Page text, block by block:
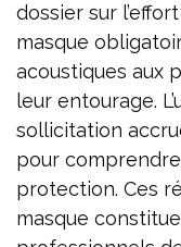
dossier sur
masque
acoustiques aux
leur entourage.
sollicitation
pour
protection. Ces
masque